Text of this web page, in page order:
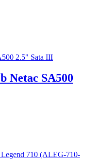
Netac SA500